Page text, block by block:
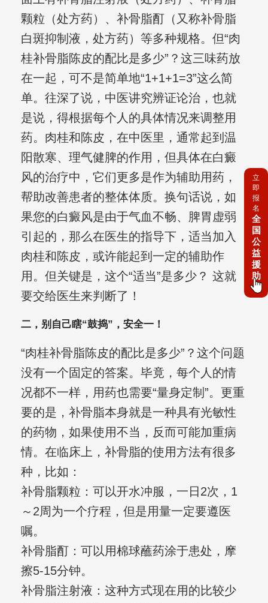
颗粒（处方药）、补骨脂酊（又称补骨脂
白斑抑制液，处方药）等多种规格。但“肉
桂补骨脂陈皮的配比是多少”？这三味药放
在一起，可不是简单地“1+1+1=3”这么简
单。往深了说，中医讲究辨证论治，也就
是说，得根据每个人的具体情况来调整用
药。肉桂和陈皮，在中医里，通常起到温
阳散寒、理气健脾的作用，但具体在白癜
风的治疗中，它们更多是作为辅助用药，
帮助改善患者的整体体质。换句话说，如
果您的白癜风是由于气血不畅、脾胃虚弱
引起的，那么在医生的指导下，适当加入
肉桂和陈皮，或许能起到一定的辅助作
用。但关键是，这个“适当”是多少？ 这就
要交给医生来判断了！
二，别自己瞎“鼓捣”，安全一！
“肉桂补骨脂陈皮的配比是多少”？这个问题
没有一个固定的答案。毕竟，每个人的情
况都不一样，用药也需要“量身定制”。更重
要的是，补骨脂本身就是一种具有光敏性
的药物，如果使用不当，反而可能加重病
情。在临床上，补骨脂的使用方法有很多
种，比如：
补骨脂颗粒：可以开水冲服，一日2次，1
～2周为一个疗程，但是用量一定要遵医
嘱。
补骨脂酊：可以用棉球蘸药涂于患处，摩
擦5-15分钟。
补骨脂注射液：这种方式现在用的比较少
立
即
报
名
全
国
公
益
援
助